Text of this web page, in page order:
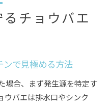
因徹底解明
生源となる理由を解説
排水の汚れがカギ
原因を徹底チェック
エ駆除と予防のポイント
チョウバエ
で見極める方法
場合、まず発生源を特定す
ウバエは排水口やシンク